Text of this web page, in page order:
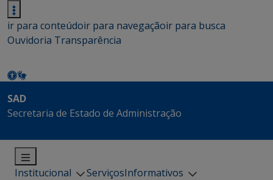
ir para conteúdoir para navegaçãoir para busca
Ouvidoria Transparência
SAD
Secretaria de Estado de Administração
Institucional ServiçosInformativos